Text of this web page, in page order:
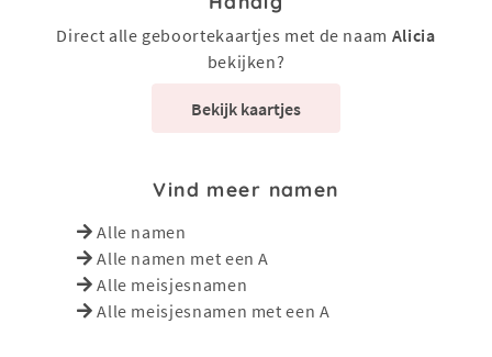
Direct alle geboortekaartjes met de naam Alicia
bekijken?
Bekijk kaartjes
Vind meer namen
Alle namen
Alle namen met een A
Alle meisjesnamen
Alle meisjesnamen met een A